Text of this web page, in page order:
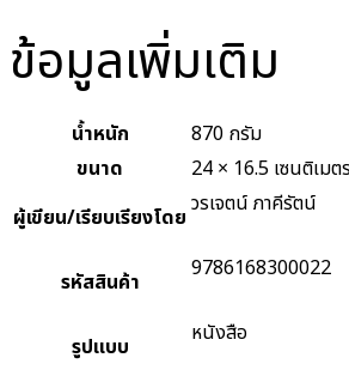
ข้อมูลเพิ่มเติม
น้ำหนัก
870 กรัม
ขนาด
24 × 16.5 เซนติเมตร
ผู้เขียน/เรียบเรียงโดย วรเจตน์ ภาคีรัตน์
รหัสสินค้า 9786168300022
รูปแบบ หนังสือ